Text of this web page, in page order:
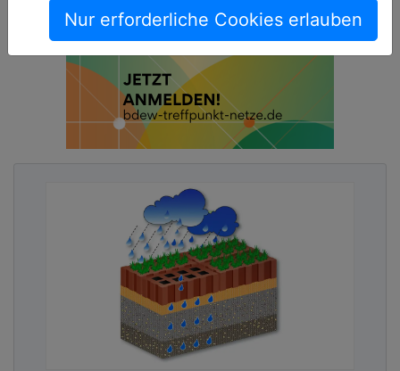
Nur erforderliche Cookies erlauben